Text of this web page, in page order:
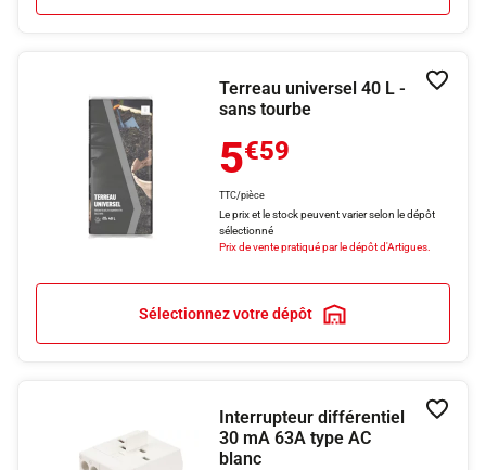
Terreau universel 40 L -
sans tourbe
5€59
TTC/pièce
Le prix et le stock peuvent varier selon le dépôt
sélectionné
Prix de vente pratiqué par le dépôt d'Artigues.
Sélectionnez votre dépôt
Interrupteur différentiel
30 mA 63A type AC
blanc